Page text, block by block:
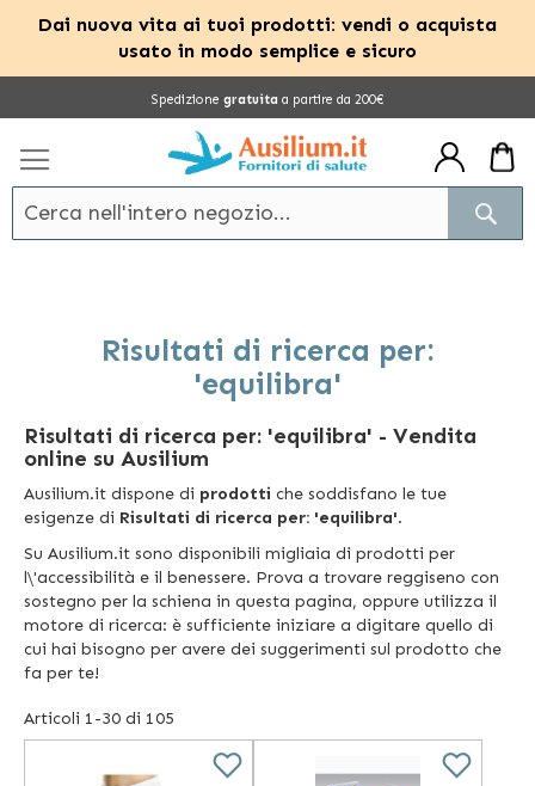
Dai nuova vita ai tuoi prodotti: vendi o acquista
usato in modo semplice e sicuro
Spedizione gratuita a partire da 200€
Risultati di ricerca per:
'equilibra'
Risultati di ricerca per: 'equilibra' - Vendita
online su Ausilium
Ausilium.it dispone di prodotti che soddisfano le tue
esigenze di Risultati di ricerca per: 'equilibra'.
Su Ausilium.it sono disponibili migliaia di prodotti per
l\'accessibilità e il benessere. Prova a trovare reggiseno con
sostegno per la schiena in questa pagina, oppure utilizza il
motore di ricerca: è sufficiente iniziare a digitare quello di
cui hai bisogno per avere dei suggerimenti sul prodotto che
fa per te!
Articoli 1-30 di 105